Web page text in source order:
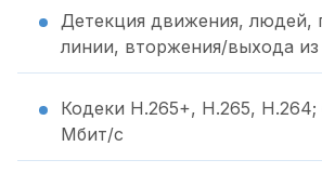
Детекция движения, людей,
линии, вторжения/выхода из
Кодеки H.265+, H.265,
Мбит/с